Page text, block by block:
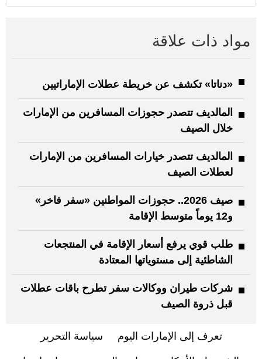
مواد ذات علاقة
«دناتا» تكشف عن خريطة عطلات الإماراتيين
المالديف تتصدر حجوزات المسافرين من الإمارات
خلال الصيف
المالديف تتصدر خيارات المسافرين من الإمارات
لعطلات الصيف
صيف 2026.. حجوزات المواطنين «سفر فاخر»
و12 يوماً متوسط الإقامة
طلب قوي يرفع أسعار الإقامة في المنتجعات
الشاطئية إلى مستوياتها المعتادة
شركات طيران ووكالات سفر تطرح باقات عطلات
قبل ذروة الصيف
تعرف إلى الإمارات اليوم سياسة التحرير